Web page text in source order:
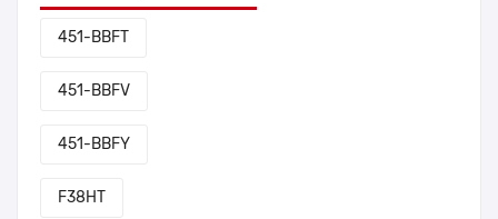
451-BBFT
451-BBFV
451-BBFY
F38HT